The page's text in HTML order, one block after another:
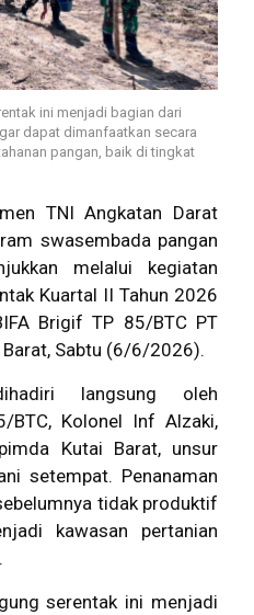
ini menjadi bagian dari
dapat dimanfaatkan secara
pangan, baik di tingkat
TNI Angkatan Darat
swasembada pangan
melalui kegiatan
Kuartal II Tahun 2026
Brigif TP 85/BTC PT
Barat, Sabtu (6/6/2026).
langsung oleh
BTC, Kolonel Inf Alzaki,
Kutai Barat, unsur
setempat. Penanaman
tidak produktif
kawasan pertanian
serentak ini menjadi